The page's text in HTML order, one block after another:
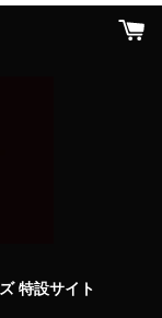
特設サイト